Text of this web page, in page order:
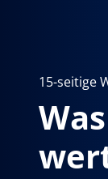
15-seitige